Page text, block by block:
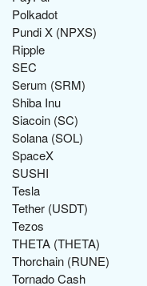
Polkadot
Pundi X (NPXS)
Ripple
SEC
Serum (SRM)
Shiba Inu
Siacoin (SC)
Solana (SOL)
SpaceX
SUSHI
Tesla
Tether (USDT)
Tezos
THETA (THETA)
Thorchain (RUNE)
Tornado Cash